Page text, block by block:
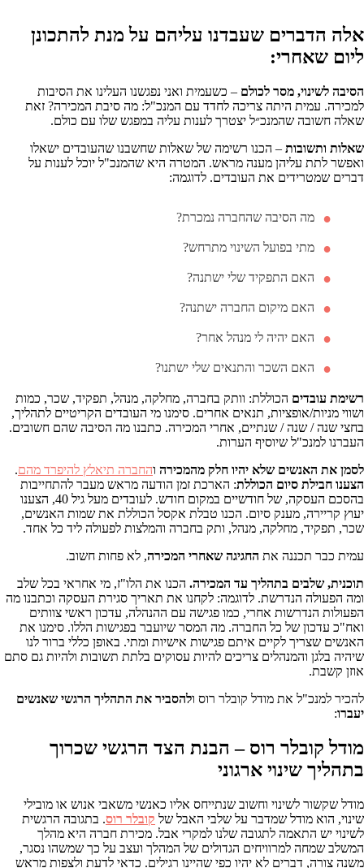
אלה הדברים שעבדנו עליהם על מנת להתכונן
ליום שאחרי:
הסיבה לשינוי, מסר לכולם – כשעמית ואני נפגשנו העלינו את הסיבות
למכירה. עמית היתה צריכה לחדד עם המנכ"ל: מה סיבת המכירה? זאת
שאלה חשובה שהמנכ״ל יצטרך לענות עליה במפגש שלו עם כולם.
שאלות ותשובות – הכנו רשימה של שאלות שחשבנו שהעובדים ישאלו
ואפשר לתת עליהן מענה מראש. המטרה היא שהמנכ"ל יוכל לענות על
דברים שמטרידים את העובדים. לדוגמה:
מה הסיבה שהחברה נמכרת?
מתי בפועל השינוי מתרחש?
האם התפקיד שלי ישתנה?
האם מיקום החברה ישתנה?
האם יהיה לי מנהל אחר?
האם השכר והתנאים שלי ישתנו?
רשימת עובדים הכוללת: וותק בחברה, מחלקה, מנהל, תפקיד, שכר, כמות
ושווי מניות/אופציות, תנאים אחרים. סימנו מי העובדים הקריטיים לתהליך,
בחצי שנה / שנה / שנתיים, אחרי המכירה. כתבנו מה הסיבה שהם חשובים.
העברנו למנכ"ל שיוסיף הערות.
לסמן את האנשים שלא יהיו חלק מהמכירה והחברה תיאלץ להיפרד מהם.
הצענו חבילת סיום הכוללת: הארכת זמן הודעה מראש מעבר להתחייבות
בהסכם העסקה, של חודשיים במקום חודש. לעובדים מעל גיל 40, הצענו
יעוץ קריירה, מענק סיום. הכנו טבלת אקסל הכוללת את שמות האנשים,
שכר, תפקיד, מחלקה, מנהל, ותק בחברה והמלצות לפעולה ליד כל אחד.
עמית כבר תכננה את החגיגה שאחרי המכירה, לא פחות חשוב.
תוכנית, שלבים בתהליך עד המכירה. הכנו את הלו"ז, מי אחראי בכל שלב
ומה הפעולה הנדרשת. לדוגמה: לקחנו את תאריך סגירת העסקה וכתבנו מה
הפעולות הנדרשות אחרי, כמו פגישה עם ההנהלה, עדכון ראשי צוותים
ואח"כ עדכון של כל החברה. מה המסר שיועבר בפגישות הללו. סימנו את
האנשים שצריך לקיים איתם פגישות אישיות ומתי. באופן כללי ברור לנו
שיהיה בלגן והמנהלים צריכים להיות עסוקים בלתת תשובות ולהיות גם סתם
אוזן קשבת.
להכיר למנכ"ל את מודל קובלר רוס ולהסביר את התהליך הרגשי שאנשים
יעברו:
מודל קובלר רוס –הבנת הצד הרגשי שכרוך
בתהליך שינוי ארגוני
מודל שקשור לשינוי וחשוב שנתייחס אליו כאנשי משאבי אנוש או מובילי
שינוי, הוא מודל שמדבר על שלבי האבל של קובלר רוס. בתגובה הרגשית
לשינוי יש התאמה לתגובה שלנו למקרי אבל. מכירת חברה היא מהלך
המשלב שמחה למרוויחים הגדולים של המהלך ועצב על כך שמשהו נסגר,
משנה צורה, דברים לא יהיו כפי שהיינו רגילים. כדאי לדעת ולצפות מראש